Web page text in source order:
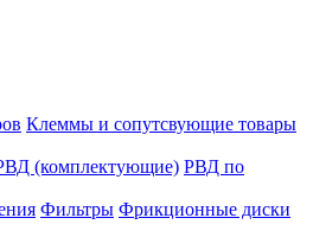
Клеммы и сопутсвующие товары
(комплектующие) РВД по
Фильтры Фрикционные диски